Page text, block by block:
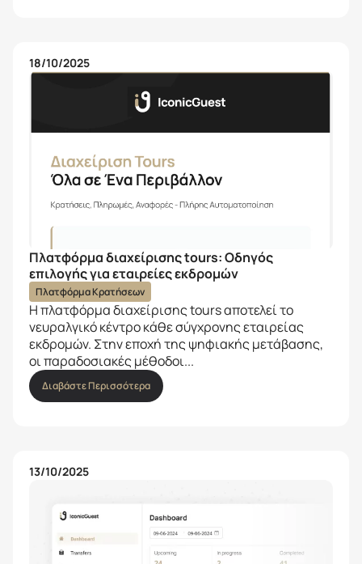
18/10/2025
Πλατφόρμα διαχείρισης tours: Οδηγός
επιλογής για εταιρείες εκδρομών
Πλατφόρμα Κρατήσεων
Η πλατφόρμα διαχείρισης tours αποτελεί το
νευραλγικό κέντρο κάθε σύγχρονης εταιρείας
εκδρομών. Στην εποχή της ψηφιακής μετάβασης,
οι παραδοσιακές μέθοδοι...
Διαβάστε Περισσότερα
13/10/2025